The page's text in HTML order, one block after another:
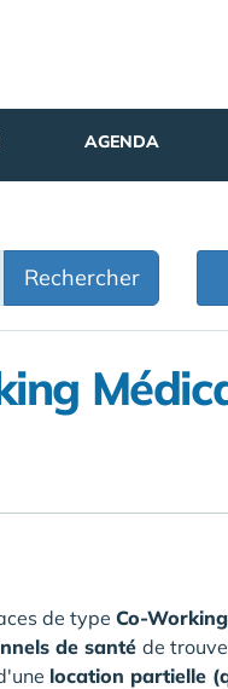
AGENDA
Rechercher
de type Co-
de santé de
location partielle